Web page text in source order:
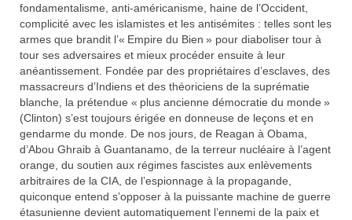
fondamentalisme, anti-américanisme, haine de l’Occident,
complicité avec les islamistes et les antisémites : telles sont les
armes que brandit l’« Empire du Bien » pour diaboliser tour à
tour ses adversaires et mieux procéder ensuite à leur
anéantissement. Fondée par des propriétaires d’esclaves, des
massacreurs d’Indiens et des théoriciens de la suprématie
blanche, la prétendue « plus ancienne démocratie du monde »
(Clinton) s’est toujours érigée en donneuse de leçons et en
gendarme du monde. De nos jours, de Reagan à Obama,
d’Abou Ghraib à Guantanamo, de la terreur nucléaire à l’agent
orange, du soutien aux régimes fascistes aux enlèvements
arbitraires de la CIA, de l’espionnage à la propagande,
quiconque entend s’opposer à la puissante machine de guerre
étasunienne devient automatiquement l’ennemi de la paix et